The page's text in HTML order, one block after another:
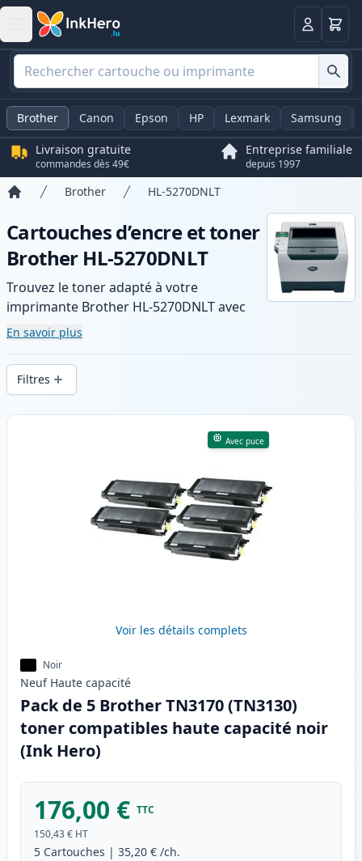
Panier
Brother Canon Epson HP Lexmark Samsung
Livraison gratuite
commandes dès 49€
Entreprise familiale
depuis 1997
Brother HL-5270DNLT
Cartouches d’encre et toner
Brother HL-5270DNLT
Trouvez le toner adapté à votre
imprimante Brother HL-5270DNLT avec
notre gamme de cartouches compatibles
et haute capacité. Profitez d’une qualité
d’impression constante et d’une livraison
rapide depuis un stock local en .
En savoir plus
Filtres
Produits
Avec puce
Voir les détails complets
Noir
Neuf Haute capacité
Pack de 5 Brother TN3170 (TN3130)
toner compatibles haute capacité noir
(Ink Hero)
176,00 € TTC
150,43 € HT
5 Cartouches | 35,20 € /ch.